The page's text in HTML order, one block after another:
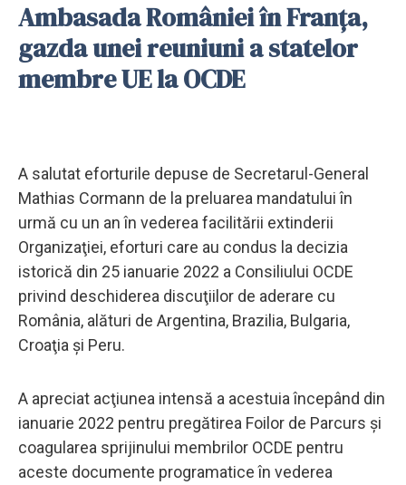
Ambasada României în Franța,
gazda unei reuniuni a statelor
membre UE la OCDE
A salutat eforturile depuse de Secretarul-General
Mathias Cormann de la preluarea mandatului în
urmă cu un an în vederea facilitării extinderii
Organizaţiei, eforturi care au condus la decizia
istorică din 25 ianuarie 2022 a Consiliului OCDE
privind deschiderea discuţiilor de aderare cu
România, alături de Argentina, Brazilia, Bulgaria,
Croaţia şi Peru.
A apreciat acţiunea intensă a acestuia începând din
ianuarie 2022 pentru pregătirea Foilor de Parcurs şi
coagularea sprijinului membrilor OCDE pentru
aceste documente programatice în vederea